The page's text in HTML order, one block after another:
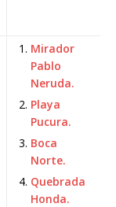
Mirador
Pablo
Neruda.
Playa
Pucura.
Boca
Norte.
Quebrada
Honda.